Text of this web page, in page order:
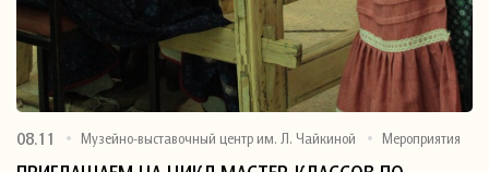
08.11 Музейно-выставочный центр им. Л. Чайкиной Мероприятия